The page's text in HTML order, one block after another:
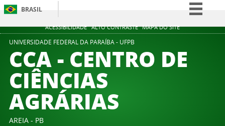
ACESSIBILIDADE ALTO CONTRASTE MAPA DO SITE
BRASIL
Simplifique!
Participe
UNIVERSIDADE FEDERAL DA PARAÍBA - UFPB
CCA - CENTRO DE
CIÊNCIAS
AGRÁRIAS
AREIA - PB